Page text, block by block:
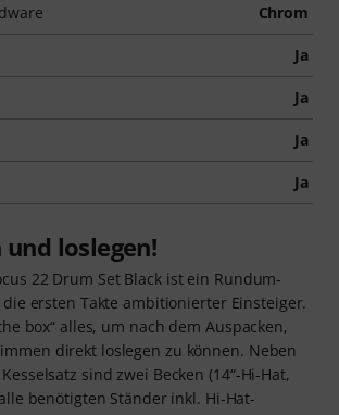
Chrom
Ja
Ja
Ja
Ja
loslegen!
22 Drum Set Black ist ein Rundum-
ersten Takte ambitionierter Einsteiger.
box“ alles, um nach dem Auspacken,
direkt loslegen zu können. Neben
sind zwei Becken (14“-Hi-Hat,
benötigten Ständer inkl. Hi-Hat-